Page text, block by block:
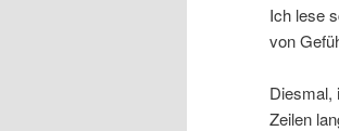
Ich lese
von
Diesmal,
Zeilen